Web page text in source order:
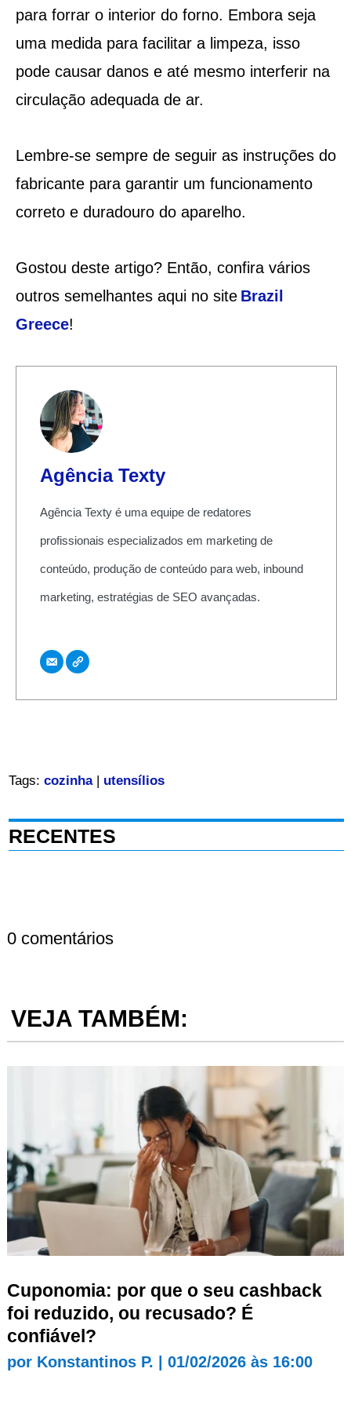
para forrar o interior do forno. Embora seja
uma medida para facilitar a limpeza, isso
pode causar danos e até mesmo interferir na
circulação adequada de ar.
Lembre-se sempre de seguir as instruções do
fabricante para garantir um funcionamento
correto e duradouro do aparelho.
Gostou deste artigo? Então, confira vários
outros semelhantes aqui no site Brazil
Greece!
Agência Texty
Agência Texty é uma equipe de redatores
profissionais especializados em marketing de
conteúdo, produção de conteúdo para web, inbound
marketing, estratégias de SEO avançadas.
Tags: cozinha| utensílios
RECENTES
0 comentários
VEJA TAMBÉM:
Cuponomia: por que o seu cashback
foi reduzido, ou recusado? É
confiável?
por Konstantinos P. 01/02/2026 às 16:00